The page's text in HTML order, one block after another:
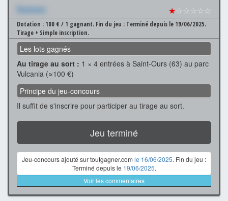
Xxxxxxx ★☆☆☆☆☆
Dotation : 100 € / 1 gagnant. Fin du jeu : Terminé depuis le 19/06/2025.
Tirage + Simple inscription.
Les lots gagnés
Au tirage au sort : 1 × 4 entrées à Saint-Ours (63) au parc
Vulcania (≈100 €)
Principe du jeu-concours
Il suffit de s'inscrire pour participer au tirage au sort.
Jeu terminé
Jeu-concours ajouté sur toutgagner.com le 16/06/2025. Fin du jeu :
Terminé depuis le 19/06/2025.
Voir les commentaires